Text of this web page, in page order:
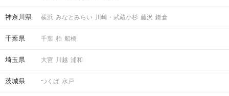
神奈川県 横浜 みなとみらい 川崎・武蔵小杉 藤沢 鎌倉
千葉県 千葉 柏 船橋
埼玉県 大宮 川越 浦和
茨城県 つくば 水戸